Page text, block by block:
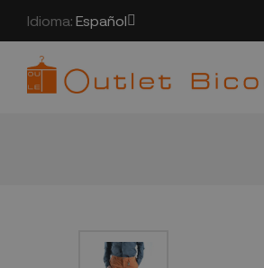
Idioma: Español